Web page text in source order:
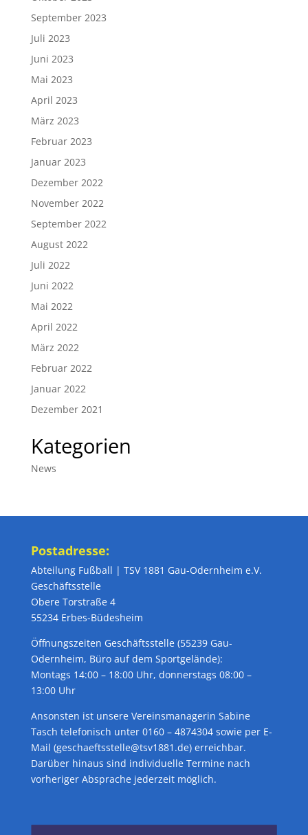
September 2023
Juli 2023
Juni 2023
Mai 2023
April 2023
März 2023
Februar 2023
Januar 2023
Dezember 2022
November 2022
September 2022
August 2022
Juli 2022
Juni 2022
Mai 2022
April 2022
März 2022
Februar 2022
Januar 2022
Dezember 2021
Kategorien
News
Postadresse:
Abteilung Fußball | TSV 1881 Gau-Odernheim e.V.
Geschäftsstelle
Obere Torstraße 4
55234 Erbes-Büdesheim
Öffnungszeiten Geschäftsstelle (55239 Gau-
Odernheim, Büro auf dem Sportgelände):
Montags 14:00 – 18:00 Uhr, donnerstags 08:00 –
13:00 Uhr
Ansonsten ist unsere Vereinsmanagerin Sabine
Tasch telefonisch unter 0160 – 4874304 sowie per E-
Mail (geschaeftsstelle@tsv1881.de) erreichbar.
Darüber hinaus sind individuelle Termine nach
vorheriger Absprache jederzeit möglich.